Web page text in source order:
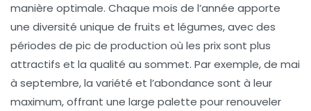
manière optimale. Chaque mois de l’année apporte
une diversité unique de fruits et légumes, avec des
périodes de pic de production où les prix sont plus
attractifs et la qualité au sommet. Par exemple, de mai
à septembre, la variété et l’abondance sont à leur
maximum, offrant une large palette pour renouveler